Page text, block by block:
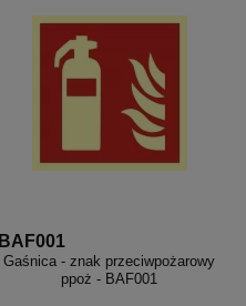
BAF001
Gaśnica - znak przeciwpożarowy
ppoż - BAF001